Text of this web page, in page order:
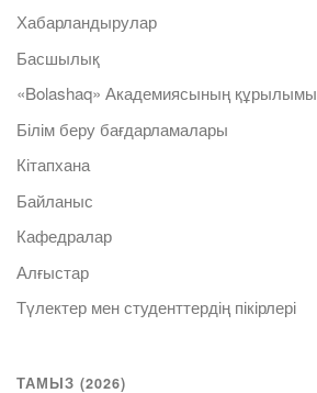
Хабарландырулар
Басшылық
«Bolashaq» Академиясының құрылымы
Білім беру бағдарламалары
Кітапхана
Байланыс
Кафедралар
Алғыстар
Түлектер мен студенттердің пікірлері
ТАМЫЗ (2026)